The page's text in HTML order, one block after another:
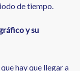
de tiempo.
y su
hay que llegar a